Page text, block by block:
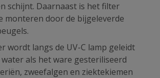
schijnt. Daarnaast is het filter
monteren door de bijgeleverde
wordt langs de UV-C lamp geleidt
als het ware gesteriliseerd
zweefalgen en ziektekiemen